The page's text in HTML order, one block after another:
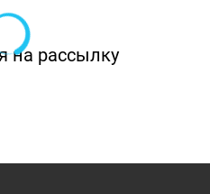
на рассылку